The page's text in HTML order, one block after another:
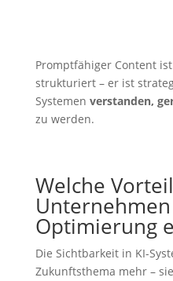
Promptfähiger Content
strukturiert – er ist
Systemen verstanden,
zu werden.
Welche
Optimierung
Die Sichtbarkeit in KI-
Zukunftsthema mehr –